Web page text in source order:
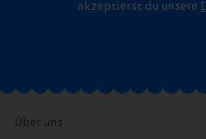
akzeptierst du unsere
Über uns